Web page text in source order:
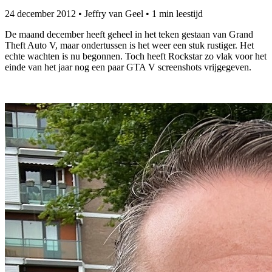
24 december 2012 • Jeffry van Geel • 1 min leestijd
De maand december heeft geheel in het teken gestaan van Grand
Theft Auto V, maar ondertussen is het weer een stuk rustiger. Het
echte wachten is nu begonnen. Toch heeft Rockstar zo vlak voor het
einde van het jaar nog een paar GTA V screenshots vrijgegeven.